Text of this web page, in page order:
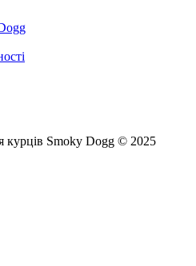
курців Smoky Dogg © 2025